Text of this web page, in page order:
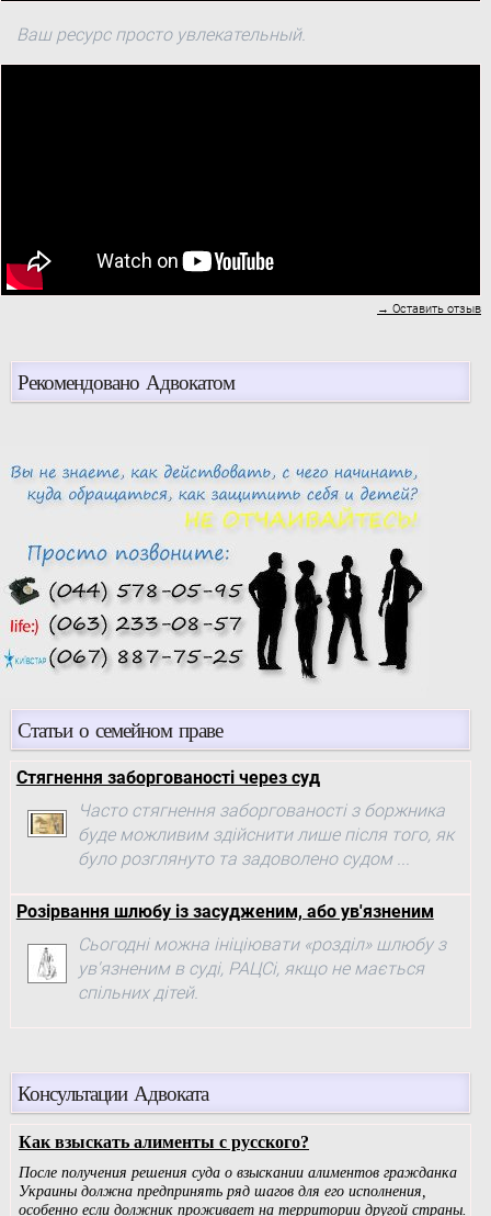
Ваш ресурс просто увлекательный.
→ Оставить отзыв
Рекомендовано Адвокатом
Статьи о семейном праве
Стягнення заборгованості через суд
Часто стягнення заборгованості з боржника
буде можливим здійснити лише після того, як
було розглянуто та задоволено судом ...
Розірвання шлюбу із засудженим, або ув'язненим
Сьогодні можна ініціювати «розділ» шлюбу з
ув'язненим в суді, РАЦСі, якщо не мається
спільних дітей.
Консультации Адвоката